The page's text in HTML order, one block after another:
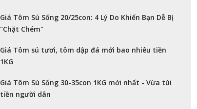
Giá Tôm Sú Sống 20/25con: 4 Lý Do Khiến Bạn Dễ Bị
"Chặt Chém"
Giá Tôm sú tươi, tôm dập đá mới bao nhiêu tiền
1KG
Giá Tôm Sú Sống 30-35con 1KG mới nhất - Vừa túi
tiền người dân